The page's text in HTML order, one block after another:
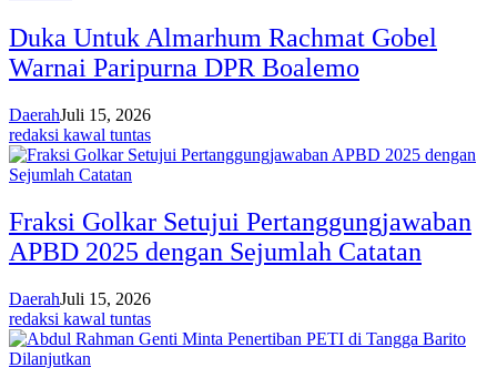
Duka Untuk Almarhum Rachmat Gobel
Warnai Paripurna DPR Boalemo
DaerahJuli 15, 2026
redaksi kawal tuntas
Fraksi Golkar Setujui Pertanggungjawaban
APBD 2025 dengan Sejumlah Catatan
DaerahJuli 15, 2026
redaksi kawal tuntas